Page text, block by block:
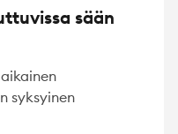
sään
syksyinen